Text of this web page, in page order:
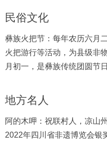
民俗文化
彝族火把节：每年农历六月
火把游行等活动，为县级非
月初一，是彝族传统团圆节日
地方名人
阿的木呷：祝联村人，凉山
2022年四川省非遗博览会银